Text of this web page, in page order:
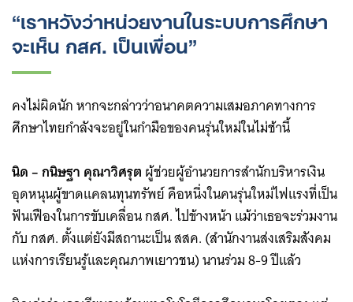
“เราหวังว่าหน่วยงานในระบบการศึกษา
จะเห็น กสศ. เป็นเพื่อน”
คงไม่ผิดนัก หากจะกล่าวว่าอนาคตความเสมอภาคทางการ
ศึกษาไทยกำลังจะอยู่ในกำมือของคนรุ่นใหม่ในไม่ช้านี้
นิด – กนิษฐา คุณาวิศรุต ผู้ช่วยผู้อำนวยการสำนักบริหารเงิน
อุดหนุนผู้ขาดแคลนทุนทรัพย์ คือหนึ่งในคนรุ่นใหม่ไฟแรงที่เป็น
ฟันเฟืองในการขับเคลื่อน กสศ. ไปข้างหน้า แม้ว่าเธอจะร่วมงาน
กับ กสศ. ตั้งแต่ยังมีสถานะเป็น สสค. (สำนักงานส่งเสริมสังคม
แห่งการเรียนรู้และคุณภาพเยาวชน) นานร่วม 8-9 ปีแล้ว